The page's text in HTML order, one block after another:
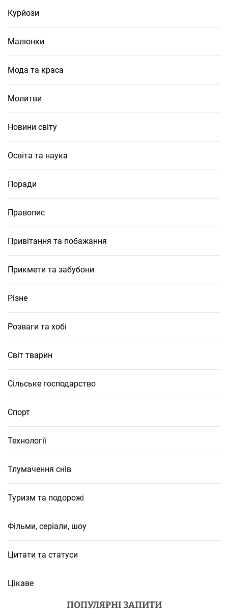
Курйози
Малюнки
Мода та краса
Молитви
Новини світу
Освіта та наука
Поради
Правопис
Привітання та побажання
Прикмети та забубони
Різне
Розваги та хобі
Світ тварин
Сільське господарство
Спорт
Технології
Тлумачення снів
Туризм та подорожі
Фільми, серіали, шоу
Цитати та статуси
Цікаве
ПОПУЛЯРНІ ЗАПИТИ